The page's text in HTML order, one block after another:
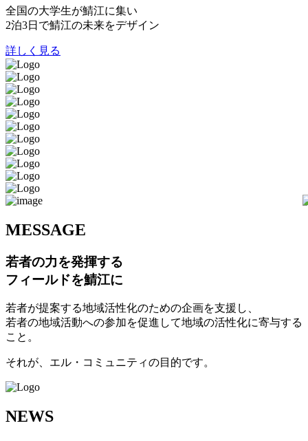
全国の大学生が鯖江に集い
2泊3日で鯖江の未来をデザイン
詳しく見る
MESSAGE
若者の力を発揮する
フィールドを鯖江に
若者が提案する地域活性化のための企画を支援し、
若者の地域活動への参加を促進して地域の活性化に寄与する
こと。
それが、エル・コミュニティの目的です。
NEWS